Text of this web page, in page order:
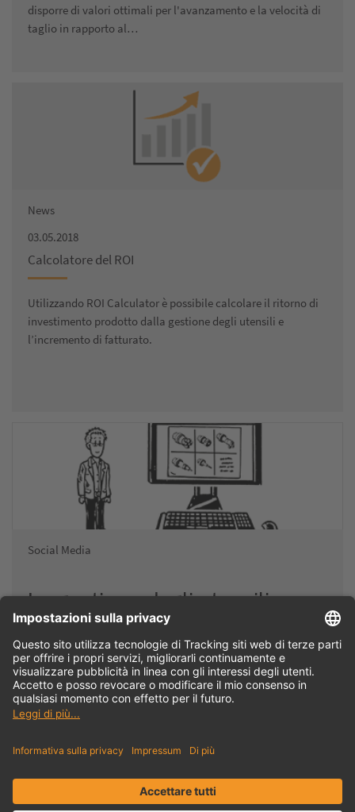
disporre di valori ottimali per l'avanzamento e la velocità di
taglio in rapporto al…
News
03.05.2018
Calcolatore del ROI
Utilizzando ROI Calculator è possibile calcolare il ritorno di
investimento prodotto dalla gestione degli utensili e
l’incremento di fatturato.
Social Media
La gestione degli utensili con
TDM spiegata in modo semplice
Gestione degli utensili TDM: Il video mostra come la gestione
degli utensili TDM supporta in modo intelligente ed efficiente
il ciclo degli utensili…